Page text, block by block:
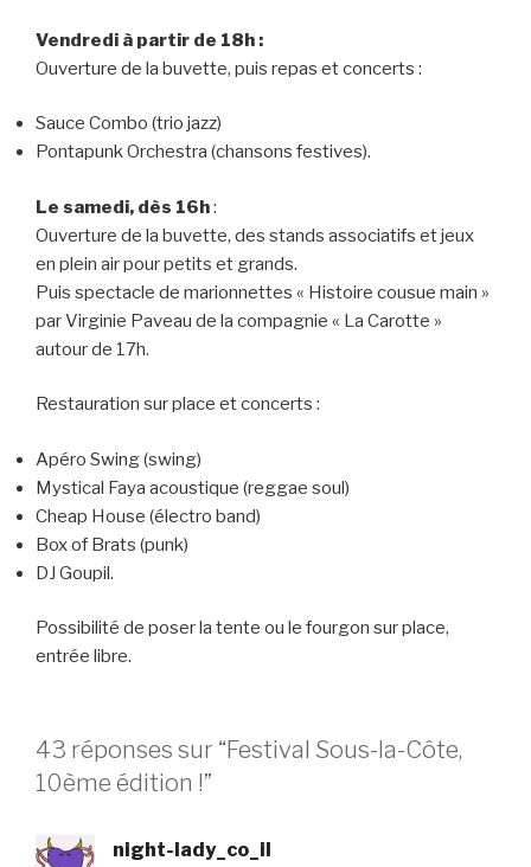
Vendredi à partir de 18h :
Ouverture de la buvette, puis repas et concerts :
Sauce Combo (trio jazz)
Pontapunk Orchestra (chansons festives).
Le samedi, dès 16h:
Ouverture de la buvette, des stands associatifs et jeux
en plein air pour petits et grands.
Puis spectacle de marionnettes « Histoire cousue main »
par Virginie Paveau de la compagnie « La Carotte »
autour de 17h.
Restauration sur place et concerts :
Apéro Swing (swing)
Mystical Faya acoustique (reggae soul)
Cheap House (électro band)
Box of Brats (punk)
DJ Goupil.
Possibilité de poser la tente ou le fourgon sur place,
entrée libre.
43 réponses sur “Festival Sous-la-Côte,
10ème édition !”
night-lady_co_il